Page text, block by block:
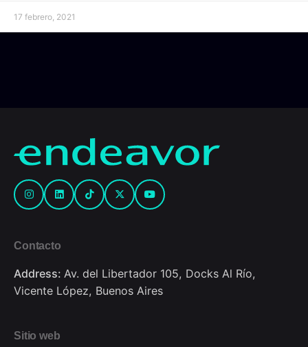
17 febrero, 2021
Contacto
Address: Av. del Libertador 105, Docks Al Río,
Vicente López, Buenos Aires
Sitio web